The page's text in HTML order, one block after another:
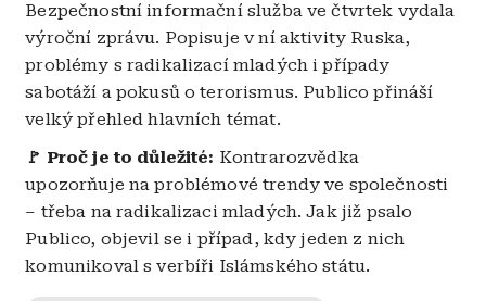
Bezpečnostní informační služba ve čtvrtek vydala
výroční zprávu. Popisuje v ní aktivity Ruska,
problémy s radikalizací mladých i případy
sabotáží a pokusů o terorismus. Publico přináší
velký přehled hlavních témat.
🚩 Proč je to důležité: Kontrarozvědka
upozorňuje na problémové trendy ve společnosti
– třeba na radikalizaci mladých. Jak již psalo
Publico, objevil se i případ, kdy jeden z nich
komunikoval s verbíři Islámského státu.